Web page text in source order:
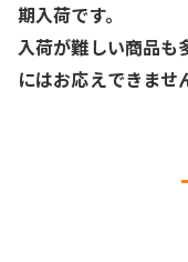
期入荷です。
入荷が難しい商品も
にはお応えできませ